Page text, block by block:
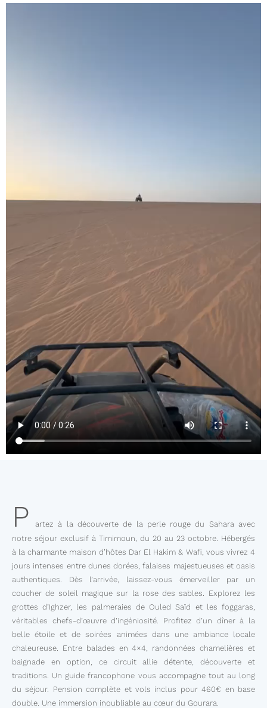
P
artez à la découverte de la perle rouge du Sahara avec
notre séjour exclusif à Timimoun, du 20 au 23 octobre. Hébergés
à la charmante maison d’hôtes Dar El Hakim & Wafi, vous vivrez 4
jours intenses entre dunes dorées, falaises majestueuses et oasis
authentiques. Dès l’arrivée, laissez-vous émerveiller par un
coucher de soleil magique sur la rose des sables. Explorez les
grottes d’Ighzer, les palmeraies de Ouled Saïd et les foggaras,
véritables chefs-d’œuvre d’ingéniosité. Profitez d’un dîner à la
belle étoile et de soirées animées dans une ambiance locale
chaleureuse. Entre balades en 4×4, randonnées chamelières et
baignade en option, ce circuit allie détente, découverte et
traditions. Un guide francophone vous accompagne tout au long
du séjour. Pension complète et vols inclus pour 460€ en base
double. Une immersion inoubliable au cœur du Gourara.